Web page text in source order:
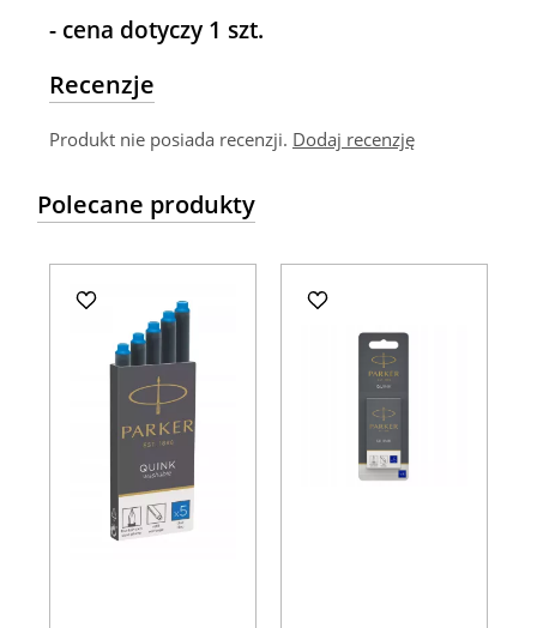
- cena dotyczy 1 szt.
Recenzje
Produkt nie posiada recenzji. Dodaj recenzję
Polecane produkty